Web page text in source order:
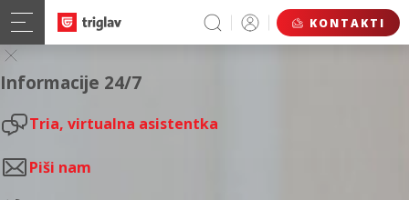
KONTAKTI
Informacije 24/7
Tria, virtualna asistentka
Piši nam